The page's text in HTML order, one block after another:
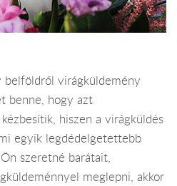
virágküldemény
benne, hogy azt
hiszen a virágküldés
egyik legdédelgetettebb
szeretné barátait,
meglepni, akkor